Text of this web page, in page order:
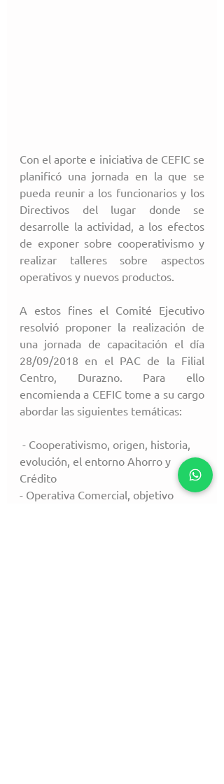
Con el aporte e iniciativa de CEFIC se
planificó una jornada en la que se
pueda reunir a los funcionarios y los
Directivos del lugar donde se
desarrolle la actividad, a los efectos
de exponer sobre cooperativismo y
realizar talleres sobre aspectos
operativos y nuevos productos.
A estos fines el Comité Ejecutivo
resolvió proponer la realización de
una jornada de capacitación el día
28/09/2018 en el PAC de la Filial
Centro, Durazno. Para ello
encomienda a CEFIC tome a su cargo
abordar las siguientes temáticas:
evolución, el entorno Ahorro y
Crédito
- Operativa Comercial, objetivo